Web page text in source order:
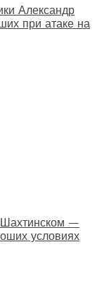
Александр
при атаке на
—
условиях